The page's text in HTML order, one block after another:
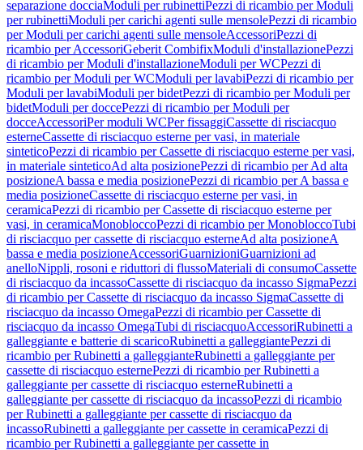
separazione docciaModuli per rubinettiPezzi di ricambio per Moduli
per rubinettiModuli per carichi agenti sulle mensolePezzi di ricambio
per Moduli per carichi agenti sulle mensoleAccessoriPezzi di
ricambio per AccessoriGeberit CombifixModuli d'installazionePezzi
di ricambio per Moduli d'installazioneModuli per WCPezzi di
ricambio per Moduli per WCModuli per lavabiPezzi di ricambio per
Moduli per lavabiModuli per bidetPezzi di ricambio per Moduli per
bidetModuli per doccePezzi di ricambio per Moduli per
docceAccessoriPer moduli WCPer fissaggiCassette di risciacquo
esterneCassette di risciacquo esterne per vasi, in materiale
sinteticoPezzi di ricambio per Cassette di risciacquo esterne per vasi,
in materiale sinteticoAd alta posizionePezzi di ricambio per Ad alta
posizioneA bassa e media posizionePezzi di ricambio per A bassa e
media posizioneCassette di risciacquo esterne per vasi, in
ceramicaPezzi di ricambio per Cassette di risciacquo esterne per
vasi, in ceramicaMonobloccoPezzi di ricambio per MonobloccoTubi
di risciacquo per cassette di risciacquo esterneAd alta posizioneA
bassa e media posizioneAccessoriGuarnizioniGuarnizioni ad
anelloNippli, rosoni e riduttori di flussoMateriali di consumoCassette
di risciacquo da incassoCassette di risciacquo da incasso SigmaPezzi
di ricambio per Cassette di risciacquo da incasso SigmaCassette di
risciacquo da incasso OmegaPezzi di ricambio per Cassette di
risciacquo da incasso OmegaTubi di risciacquoAccessoriRubinetti a
galleggiante e batterie di scaricoRubinetti a galleggiantePezzi di
ricambio per Rubinetti a galleggianteRubinetti a galleggiante per
cassette di risciacquo esternePezzi di ricambio per Rubinetti a
galleggiante per cassette di risciacquo esterneRubinetti a
galleggiante per cassette di risciacquo da incassoPezzi di ricambio
per Rubinetti a galleggiante per cassette di risciacquo da
incassoRubinetti a galleggiante per cassette in ceramicaPezzi di
ricambio per Rubinetti a galleggiante per cassette in